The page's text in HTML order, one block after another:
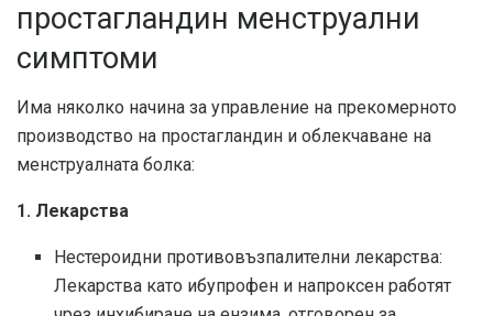
простагландин менструални
симптоми
Има няколко начина за управление на прекомерното
производство на простагландин и облекчаване на
менструалната болка:
1. Лекарства
Нестероидни противовъзпалителни лекарства:
Лекарства като ибупрофен и напроксен работят